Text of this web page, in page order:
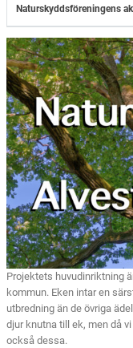
Naturskyddsföreningens
Projektets huvudinriktning
kommun. Eken intar en
utbredning än de övriga
djur knutna till ek, men då
också dessa.